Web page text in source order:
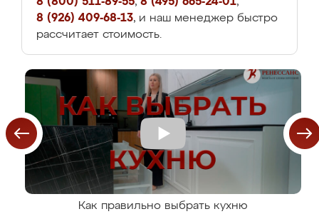
8 (926) 409-68-13, и наш менеджер быстро
рассчитает стоимость.
Как правильно выбрать кухню